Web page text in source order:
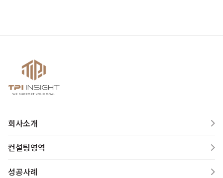
회사소개
컨설팅영역
성공사례